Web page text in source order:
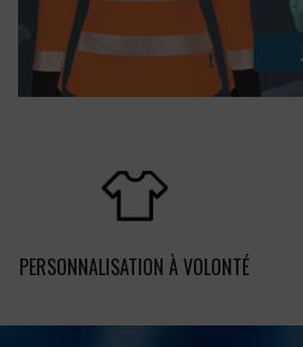
PERSONNALISATION À VOLONTÉ